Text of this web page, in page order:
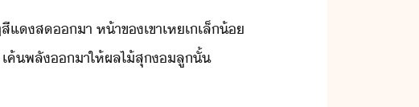
ส​า​ ​ห้า​ข​เขา​เหเ​เล็้​
ค้​พลั​า​ให้ผล​ไ้​สุ​ลู​ั้​​